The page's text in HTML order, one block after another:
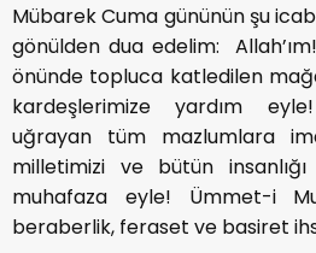
Mübarek Cuma gününün şu
gönülden dua edelim:
önünde topluca katledilen
kardeşlerimize yardım
uğrayan tüm mazlumlara
milletimizi ve bütün
muhafaza eyle! Ümmet-i
beraberlik, feraset ve basiret